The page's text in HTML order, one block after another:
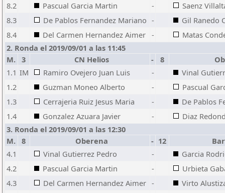
8.2
Pascual Garcia Martin -
Saenz
8.3
De Pablos Fernandez Mariano -
Gil Ranedo
8.4
Del Carmen Hernandez Aimer -
Matas
2. Ronda el 2019/09/01 a las 11:45
M.
3 CN Helios - 8
1.1 IM Ramiro Ovejero Juan Luis -
Vinal
1.2
Guzman Moneo Alberto -
Pascual
1.3
Cerrajeria Ruiz Jesus Maria -
De Pablos
1.4
Gonzalez Azuara Javier -
Diaz
3. Ronda el 2019/09/01 a las 12:30
M.
8 Oberena - 12
4.1
Vinal Gutierrez Pedro -
Garcia
4.2
Pascual Garcia Martin -
Urbieta
4.3
Del Carmen Hernandez Aimer -
Virto